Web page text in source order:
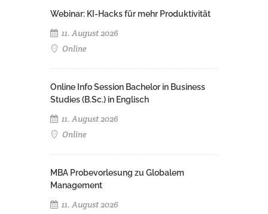
Webinar: KI-Hacks für mehr Produktivität
11. August 2026
Online
Online Info Session Bachelor in Business
Studies (B.Sc.) in Englisch
11. August 2026
Online
MBA Probevorlesung zu Globalem
Management
11. August 2026